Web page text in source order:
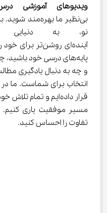
ویدیوهای آموزشی
بی‌نظیر ما
نو، به
آینده‌ای روشن‌تر
و چه به دنبال یادگیری
انتخاب برای شماست. ما در
مسیر موفقیت یاری کنیم.
تفاوت را احساس کنید.